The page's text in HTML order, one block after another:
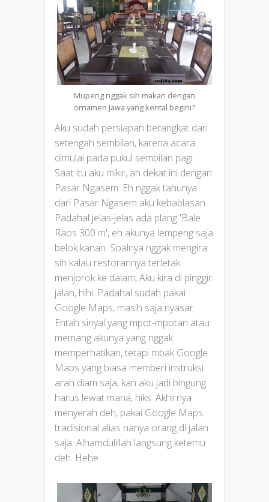
Mupeng nggak sih makan dengan
ornamen Jawa yang kental begini?
Aku sudah persiapan berangkat dari
setengah sembilan, karena acara
dimulai pada pukul sembilan pagi.
Saat itu aku mikir, ah dekat ini dengan
Pasar Ngasem. Eh nggak tahunya
dari Pasar Ngasem aku kebablasan.
Padahal jelas-jelas ada plang 'Bale
Raos 300 m', eh akunya lempeng saja
belok kanan. Soalnya nggak mengira
sih kalau restorannya terletak
menjorok ke dalam, Aku kira di pinggir
jalan, hihi. Padahal sudah pakai
Google Maps, masih saja nyasar.
Entah sinyal yang mpot-mpotan atau
memang akunya yang nggak
memperhatikan, tetapi mbak Google
Maps yang biasa memberi instruksi
arah diam saja, kan aku jadi bingung
harus lewat mana, hiks. Akhirnya
menyerah deh, pakai Google Maps
tradisional alias nanya orang di jalan
saja. Alhamdulillah langsung ketemu
deh. Hehe